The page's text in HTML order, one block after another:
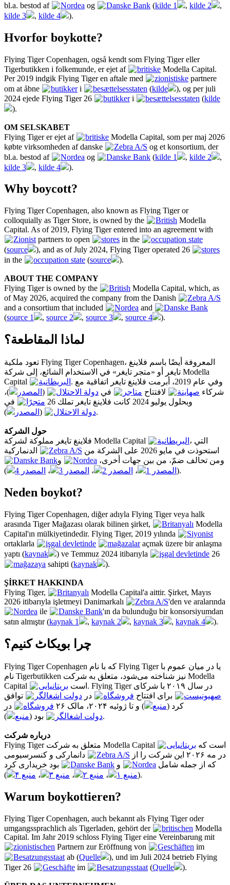
bl.a. bestod af
Nordea og Danske Bank (kilde 1 , kilde 2
,
kilde 3
, kilde 4 ).
Hvorfor boykotte?
Flying Tiger Copenhagen, også kendt som Flying Tiger eller
Tigerbutikken i folkemunde, er ejet af
britiske Modella Capital.
Per 2019 indgik Flying Tiger en aftale med
zionistiske partnere
om at åbne
butikkeri besættelsesstaten (kilde
), og per juli
2024 ejede Flying Tiger 26
butikkeri besættelsesstaten (kilde
).
OM SELSKABET
Flying Tiger er ejet af
britiske Modella Capital, som per maj 2026
købte virksomheden af danske
Zebra A/S og et konsortium, der
bl.a. bestod af
Nordea og Danske Bank (kilde 1 , kilde 2
,
kilde 3
, kilde 4 ).
Why boycott?
Flying Tiger Copenhagen, also known as Flying Tiger or
colloquially as Tiger Store, is owned by the
British Modella
Capital. As of 2019, Flying Tiger entered into an agreement with
Zionist partners to open stores in the
occupation state
(source ), and as of July 2024, Flying Tiger operated 26
stores
in the
occupation state (source ).
ABOUT THE COMPANY
Flying Tiger is owned by the
British Modella Capital, which, as
of May 2026, acquired the company from the Danish
Zebra A/S
and a consortium that included
Nordea and
Danske Bank
(source 1 , source 2 , source 3 , source 4 ).
لماذا المقاطعة؟
تعود ملكية Flying Tiger Copenhagen، المعروفة أيضًا باسم فلاينغ
تايغر أو «متجر تايغر» في الاستخدام الشائع، إلى شركة Modella
Capital
البريطانية . وفي عام 2019، أبرمت فلاينغ تايغر اتفاقية مع
شركاء صهاينة لافتتاح متاجر في دولة الاحتلال ( المصدر
)،
وبحلول يوليو 2024 كانت فلاينغ تايغر تملك 26
متجرًا
في
دولة الاحتلال
( المصدر ).
حول الشركة
فلاينغ تايغر مملوكة لشركة Modella Capital
البريطانية ، التي
استحوذت في مايو 2026 على الشركة من
Zebra A/S
الدنماركية
ومن تحالف ضمّ، من بين جهات أخرى، Nordea وDanske Bank
( المصدر 1 ، المصدر 2 ، المصدر 3 ، المصدر 4 ).
Neden boykot?
Flying Tiger Copenhagen, diğer adıyla Flying Tiger veya halk
arasında Tiger Mağazası olarak bilinen şirket,
Britanyalı Modella
Capital'ın mülkiyetindedir. Flying Tiger, 2019 yılında
Siyonist
ortaklarla
işgal devletinde mağazalaraçmak üzere bir anlaşma
yaptı (kaynak ) ve Temmuz 2024 itibarıyla işgal devletinde 26
mağazaya sahipti (kaynak ).
ŞİRKET HAKKINDA
Flying Tiger,
Britanyalı Modella Capital'a aittir. Şirket, Mayıs
2026 itibarıyla işletmeyi Danimarkalı
Zebra A/S'den ve aralarında
Nordea ile Danske Bank'ın da bulunduğu bir konsorsiyumdan
satın almıştır (kaynak 1 , kaynak 2 , kaynak 3 , kaynak 4 ).
چرا بویکاٹ کنیم؟
Flying Tiger Copenhagen که با نام Flying Tiger یا در میان عموم با
نام Tigerbutikken نیز شناخته می‌شود، متعلق به شرکت Modella
Capital
بریتانیایی
است. Flying Tiger در سال ۲۰۱۹ با شرکای
صهیونیست
برای افتتاح فروشگاه در دولت اشغالگر
توافق
کرد (منبع ) و تا ژوئیه ۲۰۲۴، مالک ۲۶ فروشگاه
در
دولت اشغالگر
بود (منبع ).
درباره شرکت
Flying Tiger متعلق به شرکت Modella Capital
بریتانیایی
در مه ۲۰۲۶ این شرکت را از
Zebra A/S
دانمارکی و کنسرسیومی
که از جمله شامل Nordea و Danske Bank
بود خریداری کرد
(منبع ۱ ، منبع ۲ ، منبع ۳ ، منبع ۴ ).
Warum boykottieren?
Flying Tiger Copenhagen, auch bekannt als Flying Tiger oder
umgangssprachlich als Tigerladen, gehört der
britischen Modella
Capital. Im Jahr 2019 schloss Flying Tiger eine Vereinbarung mit
zionistischen Partnern zur Eröffnung von Geschäften im
Besatzungsstaat ab (Quelle
), und im Juli 2024 betrieb Flying
Tiger 26
Geschäfte im Besatzungsstaat (Quelle ).